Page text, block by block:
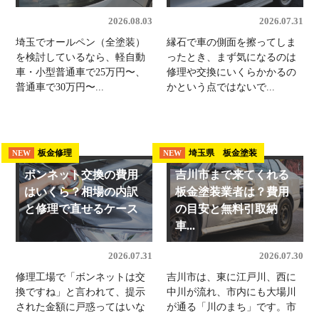
2026.08.03
埼玉でオールペン（全塗装）
を検討しているなら、軽自動
車・小型普通車で25万円〜、
普通車で30万円〜...
2026.07.31
縁石で車の側面を擦ってしま
ったとき、まず気になるのは
修理や交換にいくらかかるの
かという点ではないで...
NEW 板金修理
ボンネット交換の費用
はいくら？相場の内訳
と修理で直せるケース
2026.07.31
修理工場で「ボンネットは交
換ですね」と言われて、提示
された金額に戸惑ってはいな
NEW 埼玉県 板金塗装
吉川市まで来てくれる
板金塗装業者は？費用
の目安と無料引取納
車...
2026.07.30
吉川市は、東に江戸川、西に
中川が流れ、市内にも大場川
が通る「川のまち」です。市